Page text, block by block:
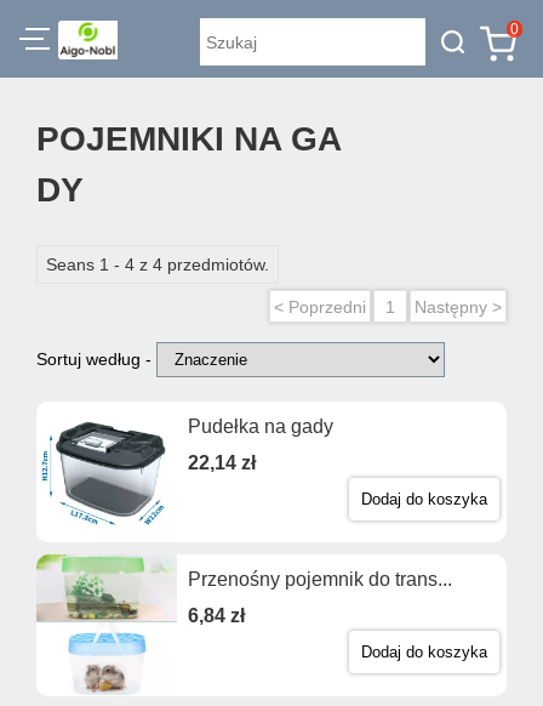
0
POJEMNIKI NA GA
DY
Seans 1 - 4 z 4 przedmiotów.
< Poprzedni 1 Następny >
Sortuj według -
Pudełka na gady
22,14 zł
Dodaj do koszyka
Przenośny pojemnik do trans...
6,84 zł
Dodaj do koszyka